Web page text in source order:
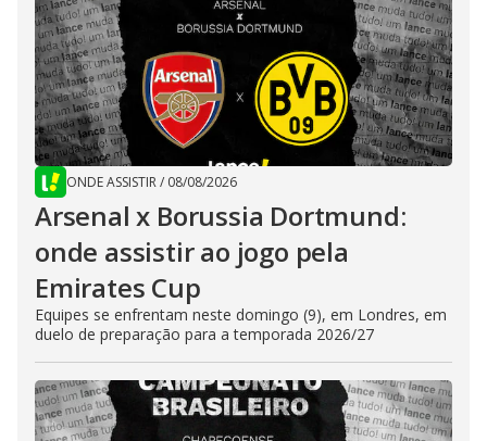
ONDE ASSISTIR/ 08/08/2026
Arsenal x Borussia Dortmund:
onde assistir ao jogo pela
Emirates Cup
Equipes se enfrentam neste domingo (9), em Londres, em
duelo de preparação para a temporada 2026/27